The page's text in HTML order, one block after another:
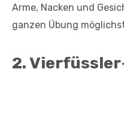
Arme, Nacken und
ganzen Übung
2.